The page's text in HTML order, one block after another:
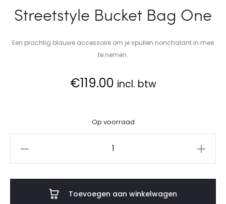
Streetstyle Bucket Bag One
Een prachtig blauwe accessoire om je spullen nonchalant in mee
te nemen.
€119.00 incl. btw
Op voorraad
Toevoegen aan winkelwagen